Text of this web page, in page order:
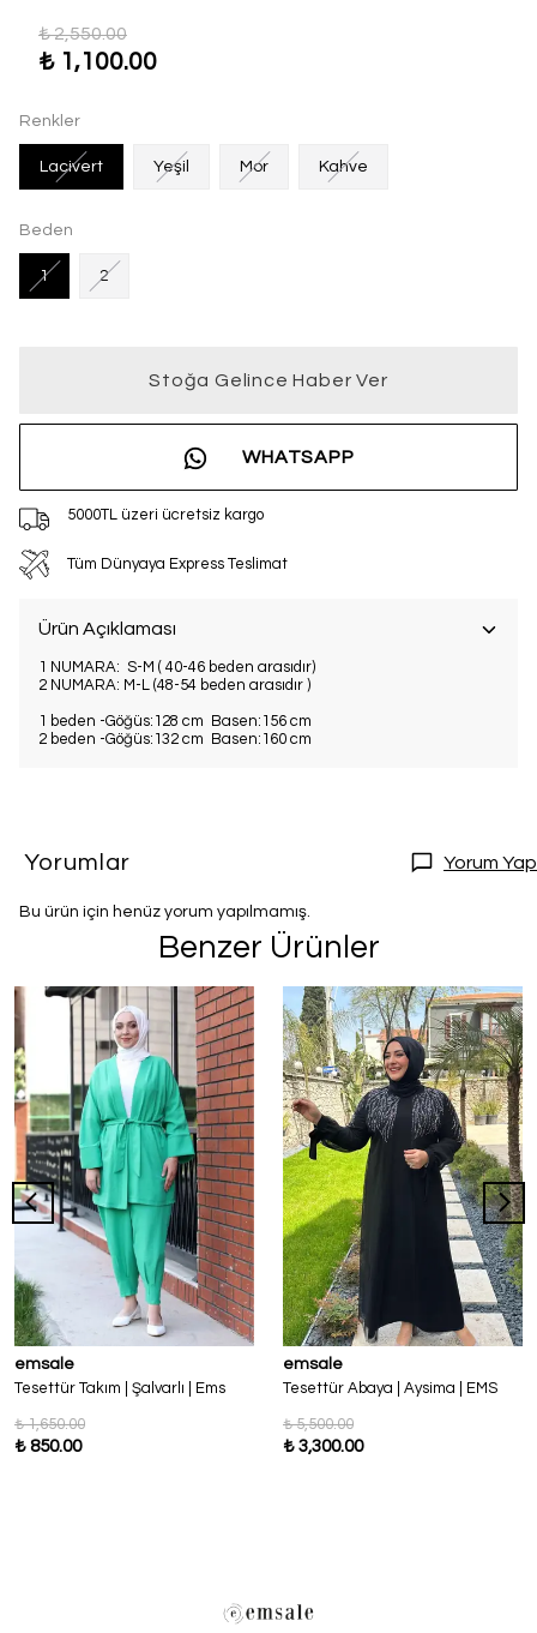
₺ 2,550.00
₺ 1,100.00
Renkler
Lacivert Yeşil Mor Kahve
Beden
1 2
Stoğa Gelince Haber Ver
WHATSAPP
5000TL üzeri ücretsiz kargo
Tüm Dünyaya Express Teslimat
Ürün Açıklaması
1 NUMARA: S-M ( 40-46 beden arasıdır)
2 NUMARA: M-L (48-54 beden arasıdır )
1 beden -Göğüs:128 cm Basen:156 cm
2 beden -Göğüs:132 cm Basen:160 cm
Yorumlar Yorum Yap
Bu ürün için henüz yorum yapılmamış.
Benzer Ürünler
emsale
Tesettür Takım | Şalvarlı | Ems
₺ 1,650.00
₺ 850.00
emsale
Tesettür Abaya | Aysima | EMS
₺ 5,500.00
₺ 3,300.00